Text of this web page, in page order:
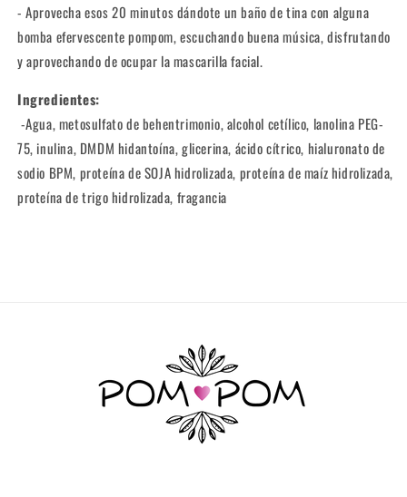
- Aprovecha esos 20 minutos dándote un baño de tina con alguna
bomba efervescente pompom, escuchando buena música, disfrutando
y aprovechando de ocupar la mascarilla facial.
Ingredientes:
-Agua, metosulfato de behentrimonio, alcohol cetílico, lanolina PEG-
75, inulina, DMDM hidantoína, glicerina, ácido cítrico, hialuronato de
sodio BPM, proteína de SOJA hidrolizada, proteína de maíz hidrolizada,
proteína de trigo hidrolizada, fragancia